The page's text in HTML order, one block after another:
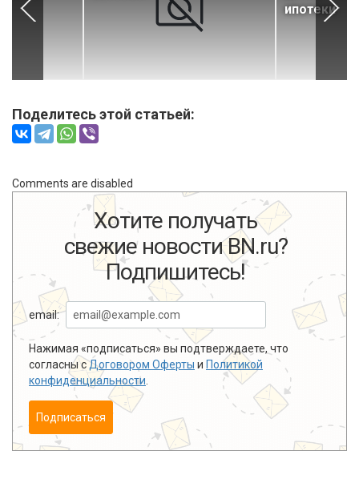
ипотеки
Поделитесь этой статьей:
Comments are disabled
Хотите получать
свежие новости BN.ru?
Подпишитесь!
email:
Нажимая «подписаться» вы подтверждаете, что
согласны сДоговором Оферты и Политикой
конфиденциальности
Подписаться